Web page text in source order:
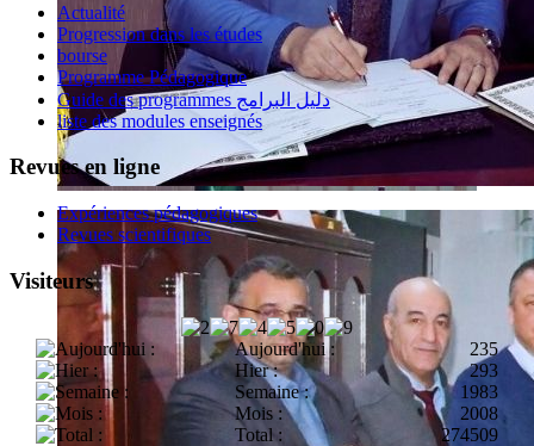
Actualité
Progression dans les études
bourse
Programme Pédagogique
Guide des programmes دليل البرامج
liste des modules enseignés
Revues en ligne
Expériences pédagogiques
Revues scientifiques
Visiteurs
Aujourd'hui :
235
Hier :
293
Semaine :
1983
Mois :
2008
Total :
274509